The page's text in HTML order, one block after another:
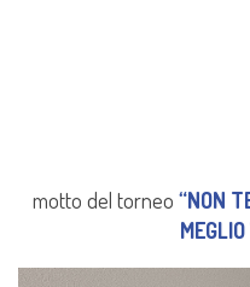
motto del torneo “NON